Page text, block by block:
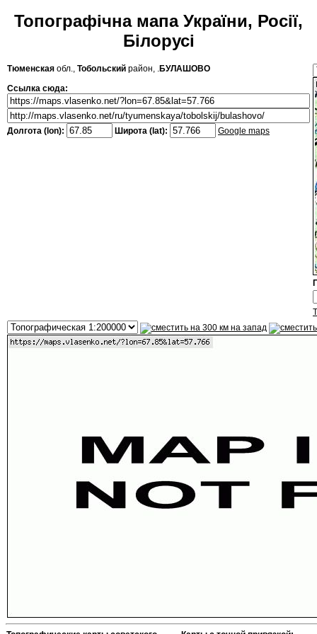
Топографічна мапа України, Росії,
Білорусі
Тюменская обл., Тобольский район, .БУЛАШОВО
Ссылка сюда:
Долгота (lon): Широта (lat): Google maps